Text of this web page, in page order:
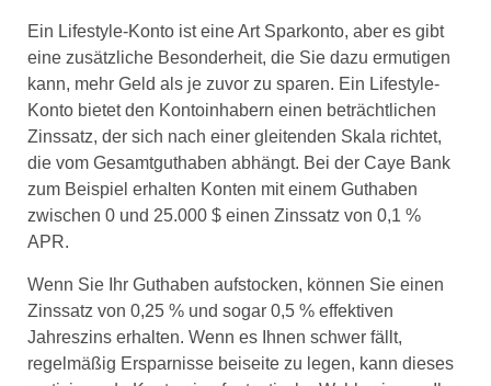
Ein Lifestyle-Konto ist eine Art Sparkonto, aber es gibt
eine zusätzliche Besonderheit, die Sie dazu ermutigen
kann, mehr Geld als je zuvor zu sparen. Ein Lifestyle-
Konto bietet den Kontoinhabern einen beträchtlichen
Zinssatz, der sich nach einer gleitenden Skala richtet,
die vom Gesamtguthaben abhängt. Bei der Caye Bank
zum Beispiel erhalten Konten mit einem Guthaben
zwischen 0 und 25.000 $ einen Zinssatz von 0,1 %
APR.
Wenn Sie Ihr Guthaben aufstocken, können Sie einen
Zinssatz von 0,25 % und sogar 0,5 % effektiven
Jahreszins erhalten. Wenn es Ihnen schwer fällt,
regelmäßig Ersparnisse beiseite zu legen, kann dieses